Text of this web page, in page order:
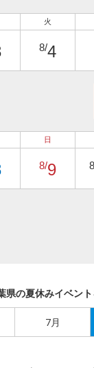
火
8/4
日
8/9
県の夏休みイベン
7月